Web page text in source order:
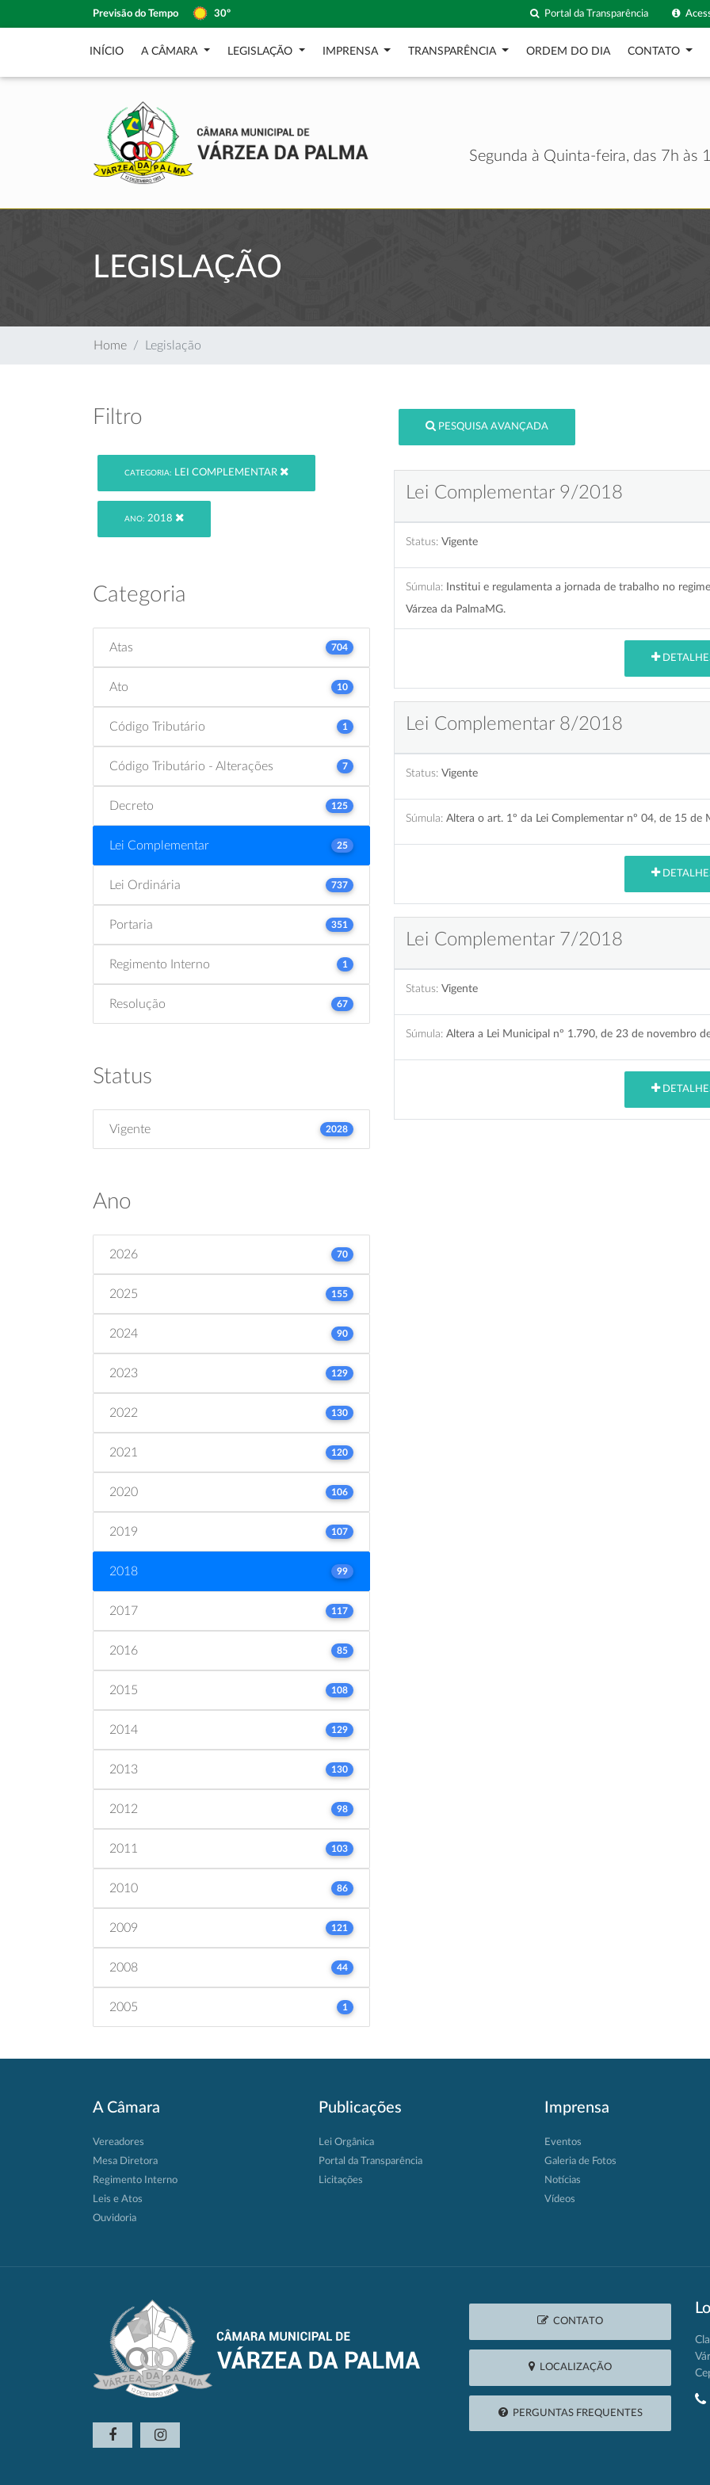
Previsão do Tempo 30º Portal da Transparência
INÍCIO A CÂMARA LEGISLAÇÃO IMPRENSA TRANSPARÊNCIA ORDEM DO DIA CONTATO
Segunda à Quinta-feira, das 7h às
LEGISLAÇÃO
Home Legislação
Filtro
CATEGORIA: LEI COMPLEMENTAR
ANO: 2018
Categoria
Atas 704
Ato 10
Código Tributário 1
Código Tributário - Alterações 7
Decreto 125
Lei Complementar 25
Lei Ordinária 737
Portaria 351
Regimento Interno 1
Resolução 67
Status
Vigente 2028
Ano
2026 70
2025 155
2024 90
2023 129
2022 130
2021 120
2020 106
2019 107
2018 99
2017 117
2016 85
2015 108
2014 129
2013 130
2012 98
2011 103
2010 86
2009 121
2008 44
2005 1
PESQUISA AVANÇADA
Lei Complementar 9/2018
Status: Vigente
Súmula: Institui e regulamenta a jornada de trabalho no
Várzea da PalmaMG.
Lei Complementar 8/2018
Status: Vigente
Súmula: Altera o art. 1º da Lei Complementar nº 04, de 15 de
Lei Complementar 7/2018
Status: Vigente
Súmula: Altera a Lei Municipal nº 1.790, de 23 de novembro
A Câmara
Vereadores
Mesa Diretora
Regimento Interno
Leis e Atos
Ouvidoria
Publicações
Lei Orgânica
Portal da Transparência
Licitações
Imprensa
Eventos
Galeria de Fotos
Notícias
Vídeos
CONTATO
LOCALIZAÇÃO
PERGUNTAS FREQUENTES